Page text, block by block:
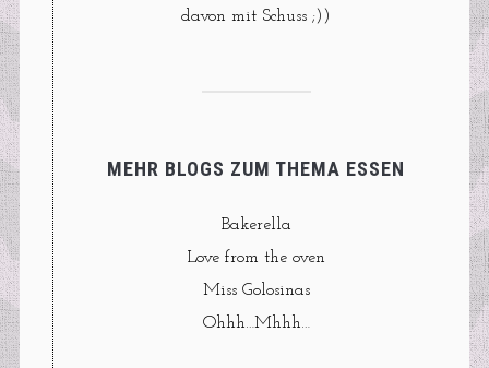
davon mit Schuss ;))
MEHR BLOGS ZUM THEMA ESSEN
Bakerella
Love from the oven
Miss Golosinas
Ohhh…Mhhh…